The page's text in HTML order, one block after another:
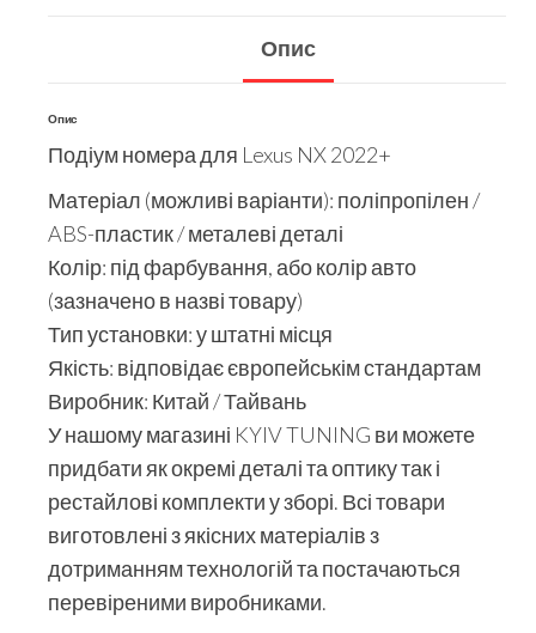
Опис
Опис
Подіум номера для Lexus NX 2022+
Матеріал (можливі варіанти): поліпропілен /
ABS-пластик / металеві деталі
Колір: під фарбування, або колір авто
(зазначено в назві товару)
Тип установки: у штатні місця
Якість: відповідає європейськім стандартам
Виробник: Китай / Тайвань
У нашому магазині KYIV TUNING ви можете
придбати як окремі деталі та оптику так і
рестайлові комплекти у зборі. Всі товари
виготовлені з якісних матеріалів з
дотриманням технологій та постачаються
перевіреними виробниками.